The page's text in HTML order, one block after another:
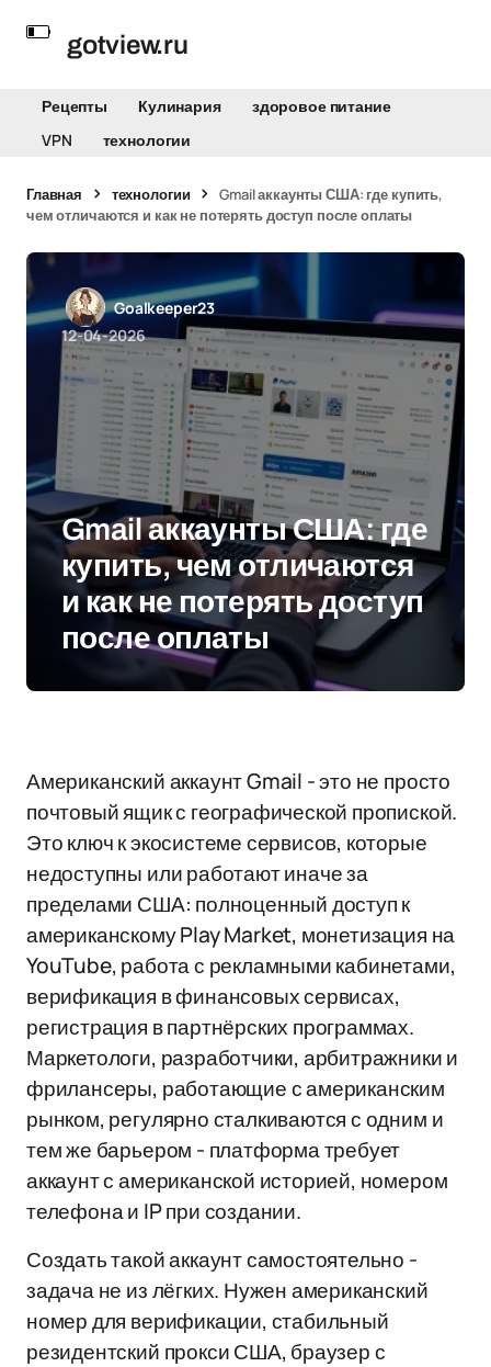
gotview.ru
Рецепты Кулинария
здоровое питание
VPN
технологии
Главная технологии
Gmail аккаунты США: где купить,
чем отличаются и как не потерять доступ после оплаты
Goalkeeper23
12-04-2026
Gmail аккаунты США: где
купить, чем отличаются
и как не потерять доступ
после оплаты
Американский аккаунт Gmail - это не просто
почтовый ящик с географической пропиской.
Это ключ к экосистеме сервисов, которые
недоступны или работают иначе за
пределами США: полноценный доступ к
американскому Play Market, монетизация на
YouTube, работа с рекламными кабинетами,
верификация в финансовых сервисах,
регистрация в партнёрских программах.
Маркетологи, разработчики, арбитражники и
фрилансеры, работающие с американским
рынком, регулярно сталкиваются с одним и
тем же барьером - платформа требует
аккаунт с американской историей, номером
телефона и IP при создании.
Создать такой аккаунт самостоятельно -
задача не из лёгких. Нужен американский
номер для верификации, стабильный
резидентский прокси США, браузер с